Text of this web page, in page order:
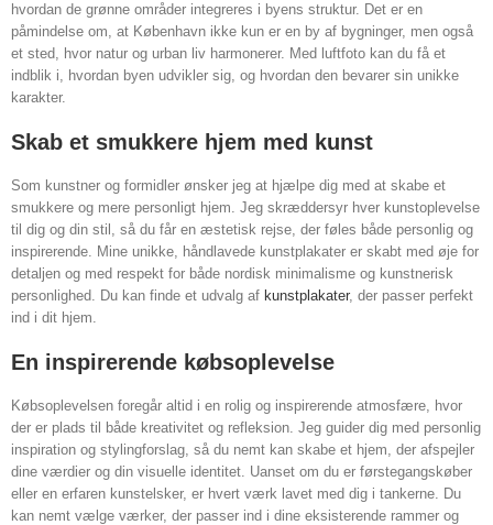
hvordan de grønne områder integreres i byens struktur. Det er en
påmindelse om, at København ikke kun er en by af bygninger, men også
et sted, hvor natur og urban liv harmonerer. Med luftfoto kan du få et
indblik i, hvordan byen udvikler sig, og hvordan den bevarer sin unikke
karakter.
Skab et smukkere hjem med kunst
Som kunstner og formidler ønsker jeg at hjælpe dig med at skabe et
smukkere og mere personligt hjem. Jeg skræddersyr hver kunstoplevelse
til dig og din stil, så du får en æstetisk rejse, der føles både personlig og
inspirerende. Mine unikke, håndlavede kunstplakater er skabt med øje for
detaljen og med respekt for både nordisk minimalisme og kunstnerisk
personlighed. Du kan finde et udvalg af kunstplakater, der passer perfekt
ind i dit hjem.
En inspirerende købsoplevelse
Købsoplevelsen foregår altid i en rolig og inspirerende atmosfære, hvor
der er plads til både kreativitet og refleksion. Jeg guider dig med personlig
inspiration og stylingforslag, så du nemt kan skabe et hjem, der afspejler
dine værdier og din visuelle identitet. Uanset om du er førstegangskøber
eller en erfaren kunstelsker, er hvert værk lavet med dig i tankerne. Du
kan nemt vælge værker, der passer ind i dine eksisterende rammer og